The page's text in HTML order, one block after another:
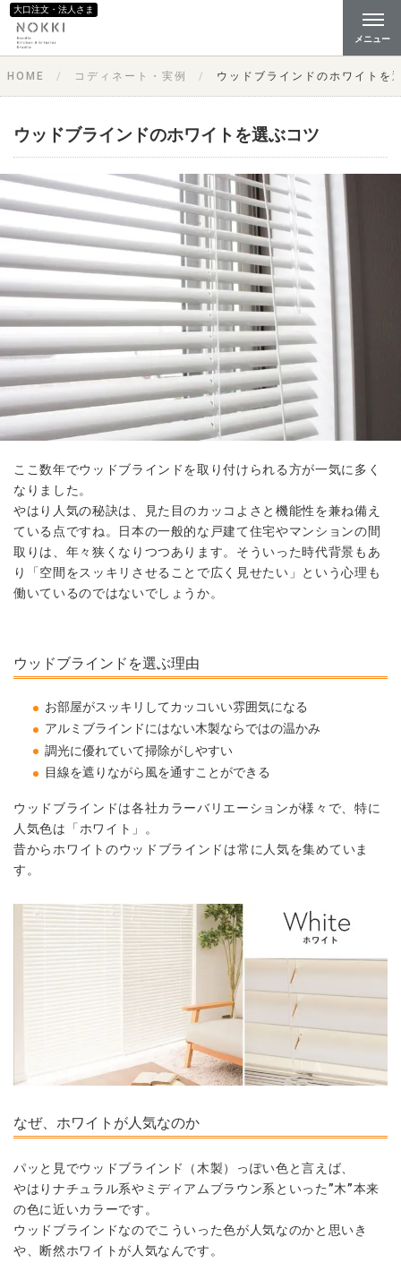
大口注文・法人さま
メニュー
HOME コディネート・実例 ウッドブラインドのホワイトを
ウッドブラインドのホワイトを選ぶコツ
ここ数年でウッドブラインドを取り付けられる方が一気に多く
なりました。
やはり人気の秘訣は、見た目のカッコよさと機能性を兼ね備え
ている点ですね。日本の一般的な戸建て住宅やマンションの間
取りは、年々狭くなりつつあります。そういった時代背景もあ
り「空間をスッキリさせることで広く見せたい」という心理も
働いているのではないでしょうか。
ウッドブラインドを選ぶ理由
お部屋がスッキリしてカッコいい雰囲気になる
アルミブラインドにはない木製ならではの温かみ
調光に優れていて掃除がしやすい
目線を遮りながら風を通すことができる
ウッドブラインドは各社カラーバリエーションが様々で、 特に
人気色は「ホワイト」。
昔からホワイトのウッドブラインドは常に人気を集めていま
す。
なぜ、ホワイトが人気なのか
パッと見でウッドブラインド（木製）っぽい色と言えば、
やはりナチュラル系やミディアムブラウン系といった”木”本来
の色に近いカラーです。
ウッドブラインドなのでこういった色が人気なのかと思いき
や、断然ホワイトが人気なんです。